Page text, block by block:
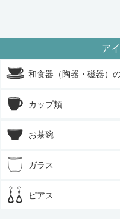
ア
和食器（陶器・磁器）
カップ類
お茶碗
ガラス
ピアス